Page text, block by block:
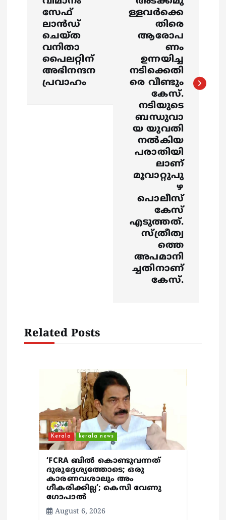
സേഫ്
ലാന്‍ഡ്
ചെയ്ത
വനിതാ
പൈലറ്റിന്
അഭിനന്ദന
പ്രവാഹം
ള്ളവർക്കെ
തിരെ
ആരോപ
ണം
ഉന്നയിച്ച
നടിക്കെതി
രെ വീണ്ടും
കേസ്.
നടിയുടെ
ബന്ധുവാ
യ യുവതി
നൽകിയ
പരാതിയി
ലാണ്
മൂവാറ്റുപു
ഴ
പൊലീസ്
കേസ്
എടുത്തത്.
സ്ത്രീത്വ
ത്തെ
അപമാനി
ച്ചതിനാണ്
കേസ്.
Related Posts
Kerala kerala news
‘FCRA ബിൽ കൊണ്ടുവന്നത്
ദുരുദ്ദേശ്യത്തോടെ; ഒരു
കാരണവശാലും അം​
ഗീകരിക്കില്ല’; കെസി വേണു​
ഗോപാൽ
August 6, 2026